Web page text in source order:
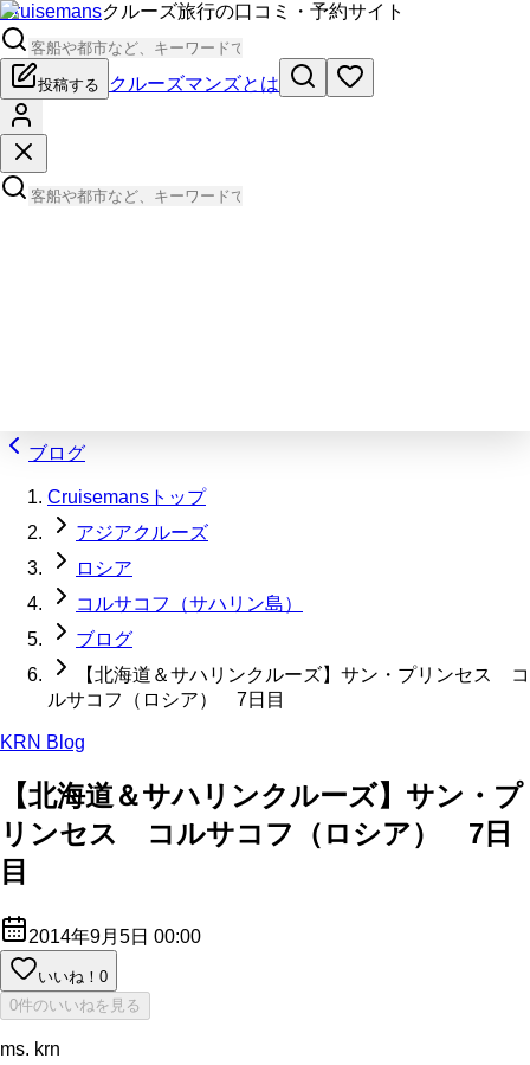
Cruisemansクルーズ旅行の口コミ・予約サイト
投稿する クルーズマンズとは
ブログ
Cruisemansトップ
アジアクルーズ
ロシア
コルサコフ（サハリン島）
ブログ
【北海道＆サハリンクルーズ】サン・プリンセス コ
ルサコフ（ロシア） 7日目
KRN Blog
【北海道＆サハリンクルーズ】サン・プ
リンセス コルサコフ（ロシア） 7日
目
2014年9月5日 00:00
いいね！ 0
0件のいいねを見る
ms. krn